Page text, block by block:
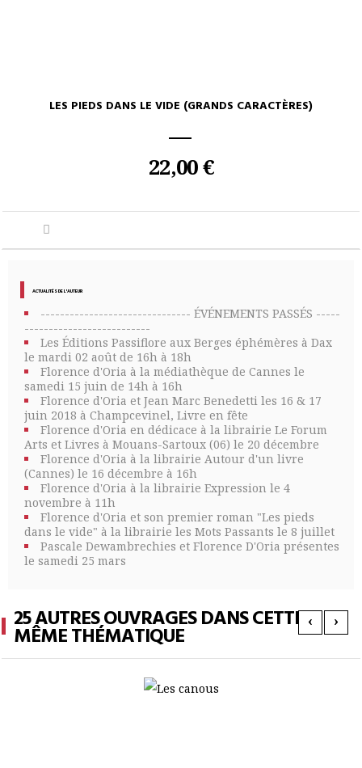
LES PIEDS DANS LE VIDE (GRANDS CARACTÈRES)
22,00 €
ACTUALITÉS DE L'AUTEUR
------------------------------- ÉVÉNEMENTS PASSÉS -----
--------------------------
Les Éditions Passiflore aux Berges éphémères à Dax
le mardi 02 août de 16h à 18h
Florence d'Oria à la médiathèque de Cannes le
samedi 15 juin de 14h à 16h
Florence d'Oria et Jean Marc Benedetti les 16 & 17
juin 2018 à Champcevinel, Livre en fête
Florence d'Oria en dédicace à la librairie Le Forum
Arts et Livres à Mouans-Sartoux (06) le 20 décembre
Florence d'Oria à la librairie Autour d'un livre
(Cannes) le 16 décembre à 16h
Florence d'Oria à la librairie Expression le 4
novembre à 11h
Florence d'Oria et son premier roman "Les pieds
dans le vide" à la librairie les Mots Passants le 8 juillet
Pascale Dewambrechies et Florence D'Oria présentes
le samedi 25 mars
25 AUTRES OUVRAGES DANS CETTE
MÊME THÉMATIQUE
‹ ›